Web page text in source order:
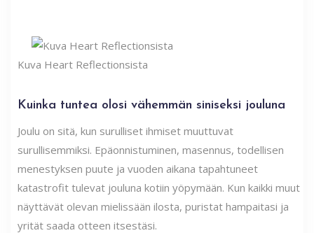
Kuva Heart Reflectionsista
Kuinka tuntea olosi vähemmän siniseksi jouluna
Joulu on sitä, kun surulliset ihmiset muuttuvat
surullisemmiksi. Epäonnistuminen, masennus, todellisen
menestyksen puute ja vuoden aikana tapahtuneet
katastrofit tulevat jouluna kotiin yöpymään. Kun kaikki muut
näyttävät olevan mielissään ilosta, puristat hampaitasi ja
yrität saada otteen itsestäsi.